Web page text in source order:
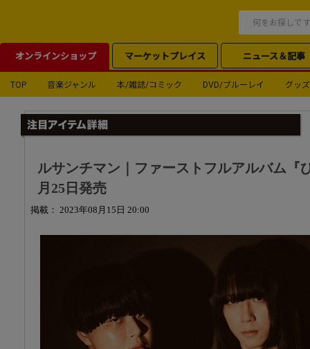
オンラインショップ マーケットプレイス ニュース＆記事
TOP 音楽ジャンル 本/雑誌/コミック DVD/ブルーレイ グッズ
ルサンチマン｜ファーストフルアルバム『
月25日発売
掲載： 2023年08月15日 20:00